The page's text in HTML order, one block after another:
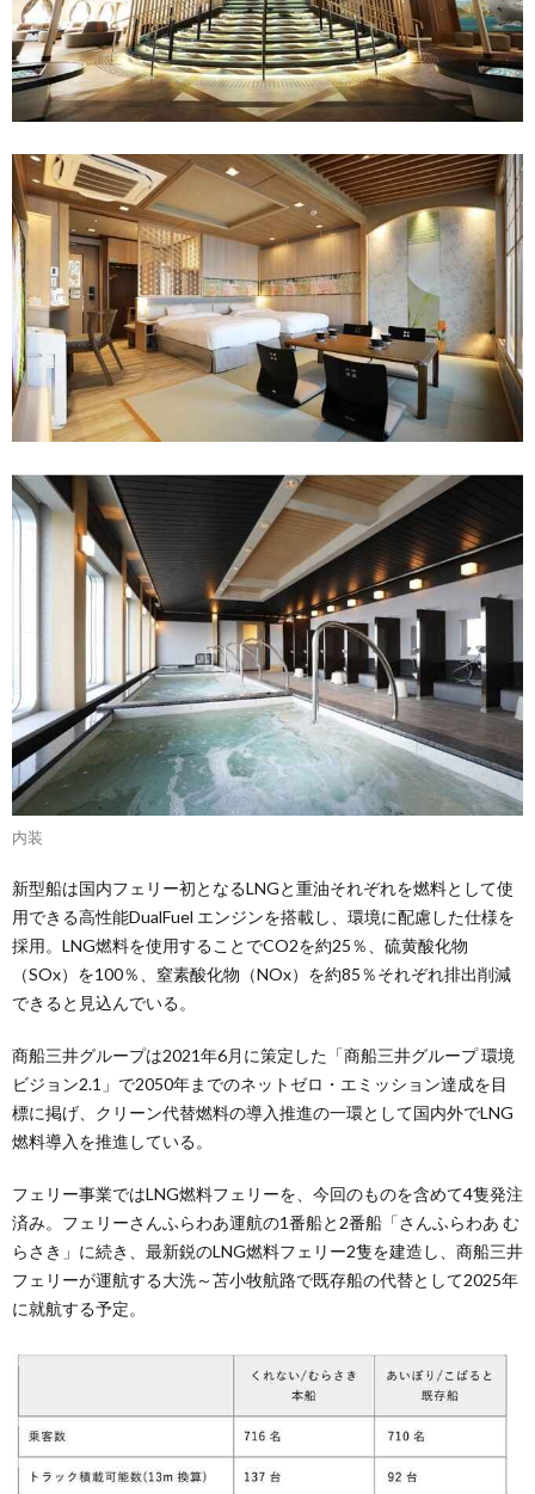
内装
新型船は国内フェリー初となるLNGと重油それぞれを燃料として使
用できる高性能DualFuel エンジンを搭載し、環境に配慮した仕様を
採用。LNG燃料を使用することでCO2を約25％、硫黄酸化物
（SOx）を100％、窒素酸化物（NOx）を約85％それぞれ排出削減
できると見込んでいる。
商船三井グループは2021年6月に策定した「商船三井グループ 環境
ビジョン2.1」で2050年までのネットゼロ・エミッション達成を目
標に掲げ、クリーン代替燃料の導入推進の一環として国内外でLNG
燃料導入を推進している。
フェリー事業ではLNG燃料フェリーを、今回のものを含めて4隻発注
済み。フェリーさんふらわあ運航の1番船と2番船「さんふらわあ む
らさき」に続き、最新鋭のLNG燃料フェリー2隻を建造し、商船三井
フェリーが運航する大洗～苫小牧航路で既存船の代替として2025年
に就航する予定。